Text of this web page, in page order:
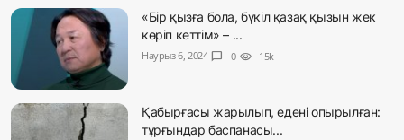
«Бір қызға бола, бүкіл қазақ қызын жек
көріп кеттім» – ...
Наурыз 6, 2024 chat_bubble 0 visibility 15k
Қабырғасы жарылып, едені опырылған:
тұрғындар баспанасы...